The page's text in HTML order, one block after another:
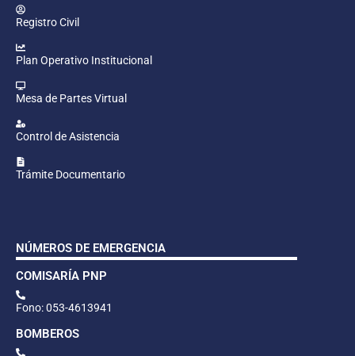
Registro Civil
Plan Operativo Institucional
Mesa de Partes Virtual
Control de Asistencia
Trámite Documentario
NÚMEROS DE EMERGENCIA
COMISARÍA PNP
Fono: 053-4613941
BOMBEROS